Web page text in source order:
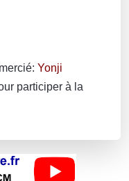
Yonji
participer à la